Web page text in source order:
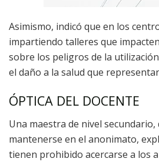
Asimismo, indicó que en los
impartiendo talleres que
sobre los peligros de la
el daño a la salud que
ÓPTICA DEL DOCENTE
Una maestra de nivel
mantenerse en el anonimato,
tienen prohibido acercarse a los